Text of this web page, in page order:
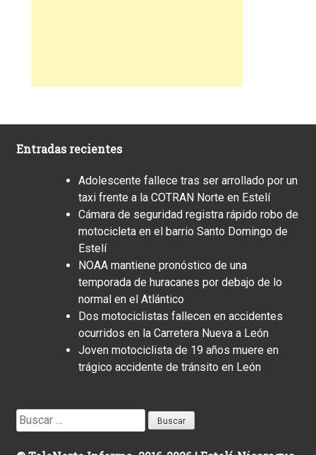
Entradas recientes
Adolescente fallece tras ser arrollado por un
taxi frente a la COTRAN Norte en Estelí
Cámara de seguridad registra rápido robo de
motocicleta en el barrio Santo Domingo de
Estelí
NOAA mantiene pronóstico de una
temporada de huracanes por debajo de lo
normal en el Atlántico
Dos motociclistas fallecen en accidentes
ocurridos en la Carretera Nueva a León
Joven motociclista de 19 años muere en
trágico accidente de tránsito en León
Buscar: